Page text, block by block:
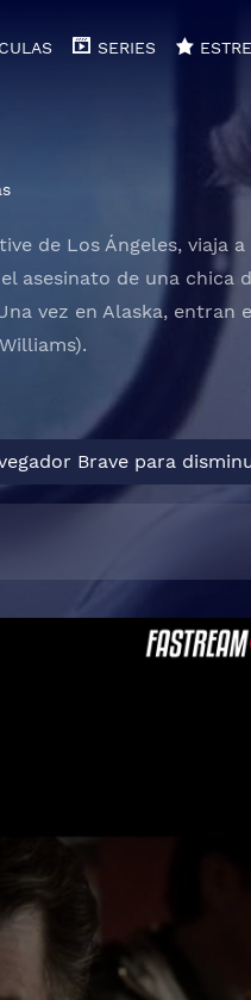
SERIES
de Los Ángeles, viaja
asesinato de una chica
vez en Alaska,
Brave para